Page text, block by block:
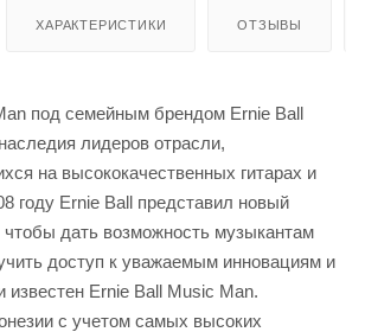
ХАРАКТЕРИСТИКИ ОТЗЫВЫ
под семейным брендом Ernie Ball
лидеров отрасли,
на высококачественных гитарах и
году Ernie Ball представил новый
дать возможность музыкантам
доступ к уважаемым инновациям и
известен Ernie Ball Music Man.
с учетом самых высоких